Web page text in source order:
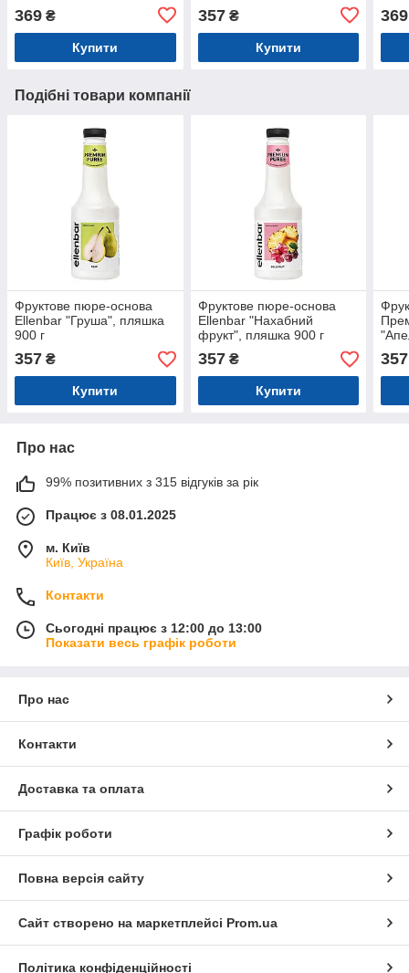
369 ₴
Купити
357₴
Купити
369
Подібні товари компанії
Фруктове пюре-основа
Ellenbar "Груша", пляшка
900 г
357 ₴
Купити
Фруктове пюре-основа
Ellenbar "Нахабний
фрукт", пляшка 900 г
357₴
Купити
357
Про нас
99% позитивних з 315 відгуків за рік
Працює з 08.01.2025
м. Київ
Київ, Україна
Контакти
Сьогодні працює з 12:00 до 13:00
Показати весь графік роботи
Про нас
Контакти
Доставка та оплата
Графік роботи
Повна версія сайту
Сайт створено на маркетплейсі Prom.ua
Політика конфіденційності